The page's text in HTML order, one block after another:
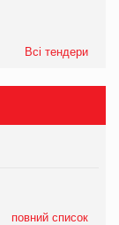
Всі тендери
повний список